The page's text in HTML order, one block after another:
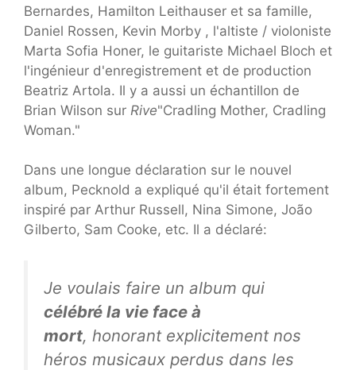
Bernardes, Hamilton Leithauser et sa famille,
Daniel Rossen, Kevin Morby , l'altiste / violoniste
Marta Sofia Honer, le guitariste Michael Bloch et
l'ingénieur d'enregistrement et de production
Beatriz Artola. Il y a aussi un échantillon de
Brian Wilson sur Rive"Cradling Mother, Cradling
Woman."
Dans une longue déclaration sur le nouvel
album, Pecknold a expliqué qu'il était fortement
inspiré par Arthur Russell, Nina Simone, João
Gilberto, Sam Cooke, etc. Il a déclaré:
Je voulais faire un album qui
célébré la vie face à
mort, honorant explicitement nos
héros musicaux perdus dans les